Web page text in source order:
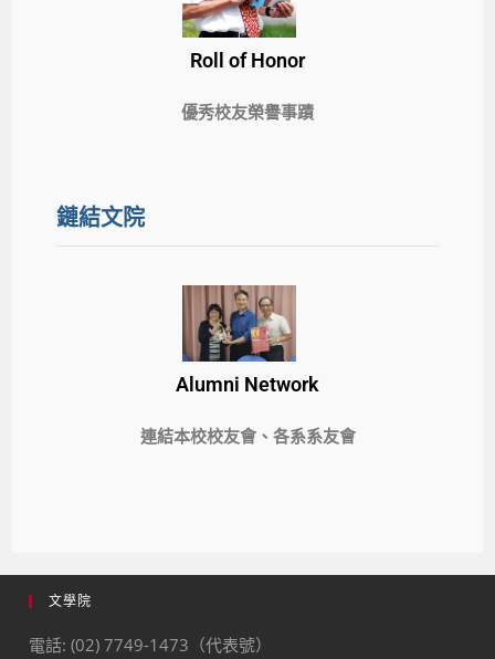
Roll of Honor
優秀校友榮譽事蹟
鏈結文院
Alumni Network
連結本校校友會、各系系友會
文學院
電話: (02) 7749-1473（代表號）